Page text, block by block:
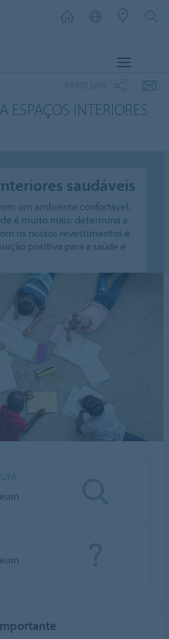
ESPAÇOS INTERIORES
saudáveis
um ambiente confortável,
é muito mais: determina a
os nossos revestimentos é
positiva para a saúde e